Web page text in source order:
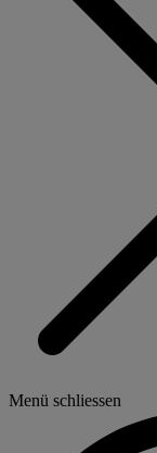
Menü schliessen